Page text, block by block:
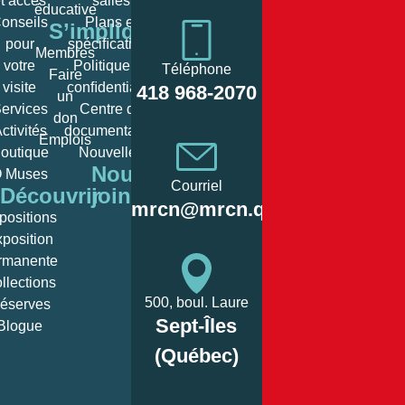
pour
votre
visite
Muses
Découvrir
éducative
S’impliquer
Membres
Faire
un
don
Emplois
Plans et
spéciﬁcations
Politique de
conﬁdentialité
Centre de
documentation
Nouvelles
Nous
joindre
Téléphone
418 968-2070
Courriel
mrcn@mrcn.qc.ca
500, boul. Laure
Sept-Îles
(Québec)